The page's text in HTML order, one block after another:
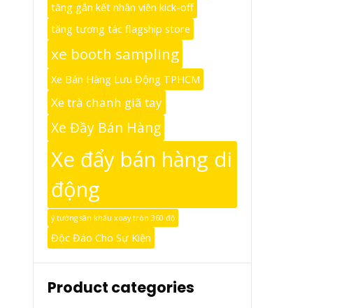
tăng gắn kết nhân viên kick-off
tăng tương tác flagship store
xe booth sampling
Xe Bán Hàng Lưu Động TPHCM
Xe trà chanh giã tay
Xe Đầy Bán Hàng
Xe đẩy bán hàng di
động
ý tưởng sân khấu xoay tròn 360 độ
Độc Đáo Cho Sự Kiện
Product categories